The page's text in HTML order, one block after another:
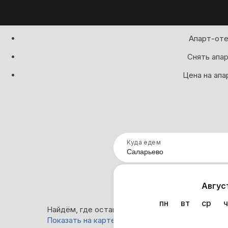
Апарт-
Снять
Цена на
Куда едем
пн
вт ср
Найдём, где остановиться в Саларьево: 0
Показать на карте